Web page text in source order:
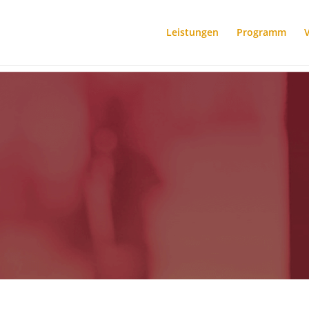
Leistungen Programm